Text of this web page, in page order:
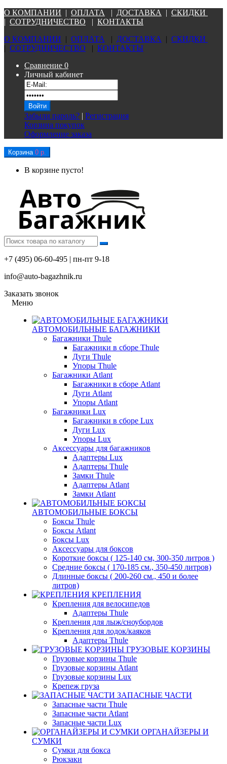
О КОМПАНИИ | ОПЛАТА | ДОСТАВКА | СКИДКИ
| СОТРУДНИЧЕСТВО | КОНТАКТЫ
О КОМПАНИИ | ОПЛАТА | ДОСТАВКА | СКИДКИ
| СОТРУДНИЧЕСТВО | КОНТАКТЫ
Сравнение 0
Личный кабинет
Забыли пароль? | Регистрация
Корзина покупок
Оформление заказа
Корзина 0 р.
В корзине пусто!
+7 (495) 06-60-495 | пн-пт 9-18
info@auto-bagazhnik.ru
Заказать звонок
Меню
АВТОМОБИЛЬНЫЕ БАГАЖНИКИ
Багажники Thule
Багажники в сборе Thule
Дуги Thule
Упоры Thule
Багажники Atlant
Багажники в сборе Atlant
Дуги Atlant
Упоры Atlant
Багажники Lux
Багажники в сборе Lux
Дуги Lux
Упоры Lux
Аксессуары для багажников
Адаптеры Lux
Адаптеры Thule
Замки Thule
Адаптеры Atlant
Замки Atlant
АВТОМОБИЛЬНЫЕ БОКСЫ
Боксы Thule
Боксы Atlant
Боксы Lux
Аксессуары для боксов
Короткие боксы ( 125-140 см, 300-350 литров )
Средние боксы ( 170-185 см., 350-450 литров)
Длинные боксы ( 200-260 см., 450 и более
литров)
КРЕПЛЕНИЯ
Крепления для велосипедов
Адаптеры Thule
Крепления для лыж/сноубордов
Крепления для лодок/каяков
Адаптеры Thule
ГРУЗОВЫЕ КОРЗИНЫ
Грузовые корзины Thule
Грузовые корзины Atlant
Грузовые корзины Lux
Крепеж груза
ЗАПАСНЫЕ ЧАСТИ
Запасные части Thule
Запасные части Atlant
Запасные части Lux
ОРГАНАЙЗЕРЫ И
СУМКИ
Сумки для бокса
Рюкзаки